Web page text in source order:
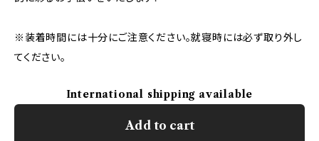
※装着時間には十分にご注意ください。就寝時には必ず取り外し
てください。
International shipping available
Add to cart